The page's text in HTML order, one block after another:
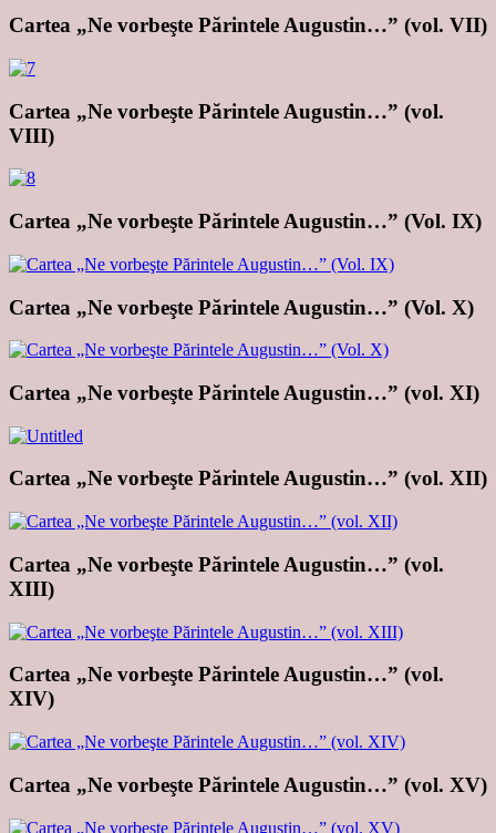
Cartea „Ne vorbeşte Părintele Augustin…” (vol. VII)
Cartea „Ne vorbeşte Părintele Augustin…” (vol.
VIII)
Cartea „Ne vorbeşte Părintele Augustin…” (Vol. IX)
Cartea „Ne vorbeşte Părintele Augustin…” (Vol. X)
Cartea „Ne vorbeşte Părintele Augustin…” (vol. XI)
Cartea „Ne vorbeşte Părintele Augustin…” (vol. XII)
Cartea „Ne vorbeşte Părintele Augustin…” (vol.
XIII)
Cartea „Ne vorbeşte Părintele Augustin…” (vol.
XIV)
Cartea „Ne vorbeşte Părintele Augustin…” (vol. XV)